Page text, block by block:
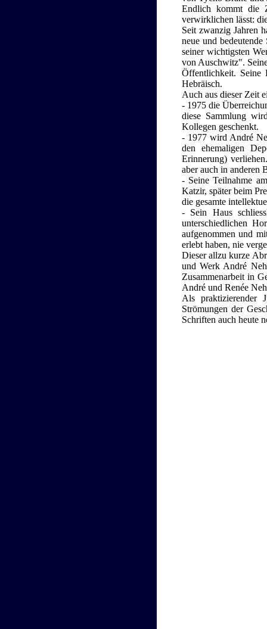
Endlich kommt die
verwirklichen lässt:
Seit zwanzig Jahren
neue und
seiner wichtigsten
von Auschwitz".
Öffentlichkeit. Seine
Hebräisch.
Auch aus dieser Zeit
- 1975 die
diese Sammlung
Kollegen geschenkt.
- 1977 wird André
den ehemaligen
Erinnerung)
aber auch in anderen
- Seine Teilnahme
Katzir, später beim
die gesamte
- Sein Haus
unterschiedlichen
aufgenommen und
erlebt haben, nie
Dieser allzu kurze
und Werk André
Zusammenarbeit in
André und Renée
Als praktizierender
Strömungen der
Schriften auch heute